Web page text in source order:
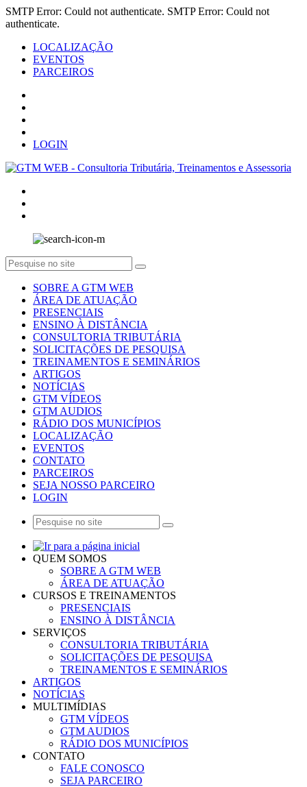
SMTP Error: Could not authenticate. SMTP Error: Could not
authenticate.
LOCALIZAÇÃO
EVENTOS
PARCEIROS
LOGIN
SOBRE A GTM WEB
ÁREA DE ATUAÇÃO
PRESENCIAIS
ENSINO À DISTÂNCIA
CONSULTORIA TRIBUTÁRIA
SOLICITAÇÕES DE PESQUISA
TREINAMENTOS E SEMINÁRIOS
ARTIGOS
NOTÍCIAS
GTM VÍDEOS
GTM AUDIOS
RÁDIO DOS MUNICÍPIOS
LOCALIZAÇÃO
EVENTOS
CONTATO
PARCEIROS
SEJA NOSSO PARCEIRO
LOGIN
QUEM SOMOS
SOBRE A GTM WEB
ÁREA DE ATUAÇÃO
CURSOS E TREINAMENTOS
PRESENCIAIS
ENSINO À DISTÂNCIA
SERVIÇOS
CONSULTORIA TRIBUTÁRIA
SOLICITAÇÕES DE PESQUISA
TREINAMENTOS E SEMINÁRIOS
ARTIGOS
NOTÍCIAS
MULTIMÍDIAS
GTM VÍDEOS
GTM AUDIOS
RÁDIO DOS MUNICÍPIOS
CONTATO
FALE CONOSCO
SEJA PARCEIRO